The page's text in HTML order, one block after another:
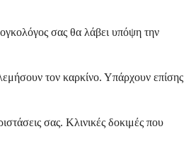
σας θα λάβει υπόψη την
τον καρκίνο. Υπάρχουν επίσης
σας. Κλινικές δοκιμές που